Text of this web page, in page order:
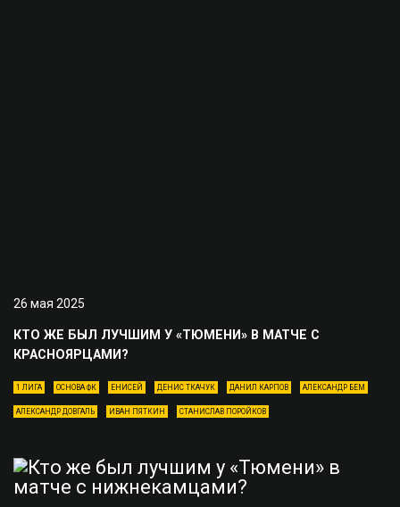
26 мая 2025
КТО ЖЕ БЫЛ ЛУЧШИМ У «ТЮМЕНИ» В МАТЧЕ С
КРАСНОЯРЦАМИ?
1 ЛИГА ОСНОВА ФК ЕНИСЕЙ ДЕНИС ТКАЧУК ДАНИЛ КАРПОВ АЛЕКСАНДР БЕМ
АЛЕКСАНДР ДОВГАЛЬ ИВАН ПЯТКИН СТАНИСЛАВ ПОРОЙКОВ